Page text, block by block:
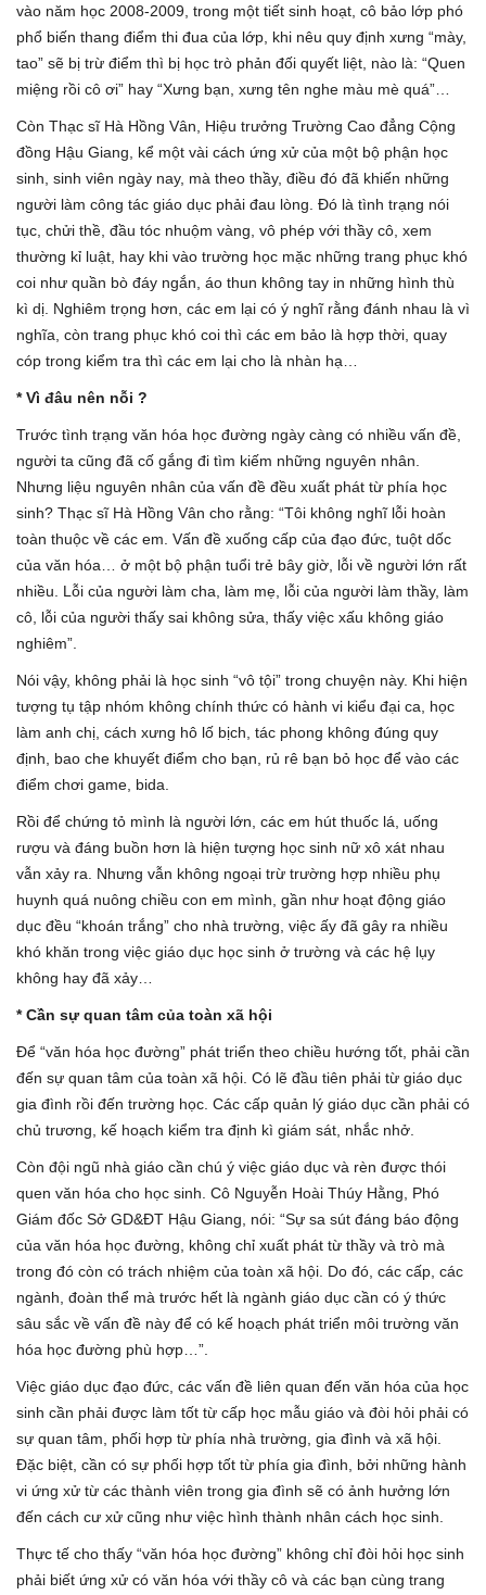
vào năm học 2008-2009, trong một tiết sinh hoạt, cô bảo lớp phó
phổ biến thang điểm thi đua của lớp, khi nêu quy định xưng “mày,
tao” sẽ bị trừ điểm thì bị học trò phản đối quyết liệt, nào là: “Quen
miệng rồi cô ơi” hay “Xưng bạn, xưng tên nghe màu mè quá”…
Còn Thạc sĩ Hà Hồng Vân, Hiệu trưởng Trường Cao đẳng Cộng
đồng Hậu Giang, kể một vài cách ứng xử của một bộ phận học
sinh, sinh viên ngày nay, mà theo thầy, điều đó đã khiến những
người làm công tác giáo dục phải đau lòng. Đó là tình trạng nói
tục, chửi thề, đầu tóc nhuộm vàng, vô phép với thầy cô, xem
thường kỉ luật, hay khi vào trường học mặc những trang phục khó
coi như quần bò đáy ngắn, áo thun không tay in những hình thù
kì dị. Nghiêm trọng hơn, các em lại có ý nghĩ rằng đánh nhau là vì
nghĩa, còn trang phục khó coi thì các em bảo là hợp thời, quay
cóp trong kiểm tra thì các em lại cho là nhàn hạ…
* Vì đâu nên nỗi ?
Trước tình trạng văn hóa học đường ngày càng có nhiều vấn đề,
người ta cũng đã cố gắng đi tìm kiếm những nguyên nhân.
Nhưng liệu nguyên nhân của vấn đề đều xuất phát từ phía học
sinh? Thạc sĩ Hà Hồng Vân cho rằng: “Tôi không nghĩ lỗi hoàn
toàn thuộc về các em. Vấn đề xuống cấp của đạo đức, tuột dốc
của văn hóa… ở một bộ phận tuổi trẻ bây giờ, lỗi về người lớn rất
nhiều. Lỗi của người làm cha, làm mẹ, lỗi của người làm thầy, làm
cô, lỗi của người thấy sai không sửa, thấy việc xấu không giáo
nghiêm”.
Nói vậy, không phải là học sinh “vô tội” trong chuyện này. Khi hiện
tượng tụ tập nhóm không chính thức có hành vi kiểu đại ca, học
làm anh chị, cách xưng hô lố bịch, tác phong không đúng quy
định, bao che khuyết điểm cho bạn, rủ rê bạn bỏ học để vào các
điểm chơi game, bida.
Rồi để chứng tỏ mình là người lớn, các em hút thuốc lá, uống
rượu và đáng buồn hơn là hiện tượng học sinh nữ xô xát nhau
vẫn xảy ra. Nhưng vẫn không ngoại trừ trường hợp nhiều phụ
huynh quá nuông chiều con em mình, gần như hoạt động giáo
dục đều “khoán trắng” cho nhà trường, việc ấy đã gây ra nhiều
khó khăn trong việc giáo dục học sinh ở trường và các hệ lụy
không hay đã xảy…
* Cần sự quan tâm của toàn xã hội
Để “văn hóa học đường” phát triển theo chiều hướng tốt, phải cần
đến sự quan tâm của toàn xã hội. Có lẽ đầu tiên phải từ giáo dục
gia đình rồi đến trường học. Các cấp quản lý giáo dục cần phải có
chủ trương, kế hoạch kiểm tra định kì giám sát, nhắc nhở.
Còn đội ngũ nhà giáo cần chú ý việc giáo dục và rèn được thói
quen văn hóa cho học sinh. Cô Nguyễn Hoài Thúy Hằng, Phó
Giám đốc Sở GD&ĐT Hậu Giang, nói: “Sự sa sút đáng báo động
của văn hóa học đường, không chỉ xuất phát từ thầy và trò mà
trong đó còn có trách nhiệm của toàn xã hội. Do đó, các cấp, các
ngành, đoàn thể mà trước hết là ngành giáo dục cần có ý thức
sâu sắc về vấn đề này để có kế hoạch phát triển môi trường văn
hóa học đường phù hợp…”.
Việc giáo dục đạo đức, các vấn đề liên quan đến văn hóa của học
sinh cần phải được làm tốt từ cấp học mẫu giáo và đòi hỏi phải có
sự quan tâm, phối hợp từ phía nhà trường, gia đình và xã hội.
Đặc biệt, cần có sự phối hợp tốt từ phía gia đình, bởi những hành
vi ứng xử từ các thành viên trong gia đình sẽ có ảnh hưởng lớn
đến cách cư xử cũng như việc hình thành nhân cách học sinh.
Thực tế cho thấy “văn hóa học đường” không chỉ đòi hỏi học sinh
phải biết ứng xử có văn hóa với thầy cô và các bạn cùng trang